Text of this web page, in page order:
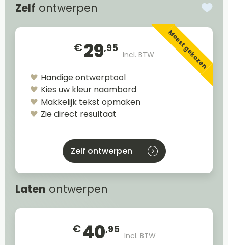
Zelf ontwerpen
€29,95
Incl. BTW Meest gekozen
Handige ontwerptool
Kies uw kleur naambord
Makkelijk tekst opmaken
Zie direct resultaat
Zelf ontwerpen
Laten ontwerpen
€40,95
Incl. BTW